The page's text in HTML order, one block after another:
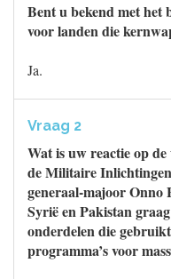
Bent u bekend met
voor landen die
Ja.
Vraag 2
Wat is uw reactie op
de Militaire
generaal-majoor Onno
Syrië en Pakistan
onderdelen die
programma’s voor